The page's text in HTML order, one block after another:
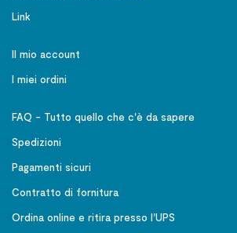
Link
Il mio account
I miei ordini
FAQ - Tutto quello che c'è da sapere
Spedizioni
Pagamenti sicuri
Contratto di fornitura
Ordina online e ritira presso l'UPS